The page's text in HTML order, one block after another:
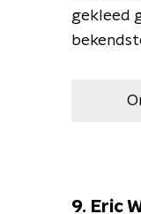
gekleed
9. Eric